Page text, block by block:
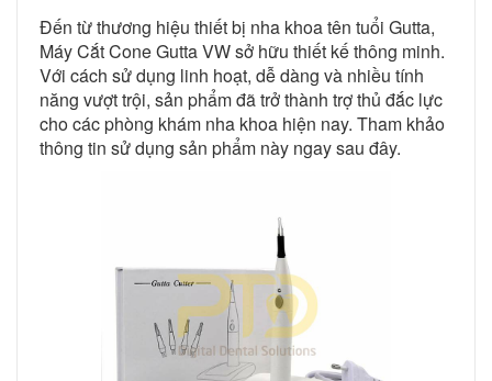
Đến từ thương hiệu thiết bị nha khoa tên tuổi Gutta,
Máy Cắt Cone Gutta VW sở hữu thiết kế thông minh.
Với cách sử dụng linh hoạt, dễ dàng và nhiều tính
năng vượt trội, sản phẩm đã trở thành trợ thủ đắc lực
cho các phòng khám nha khoa hiện nay. Tham khảo
thông tin sử dụng sản phẩm này ngay sau đây.